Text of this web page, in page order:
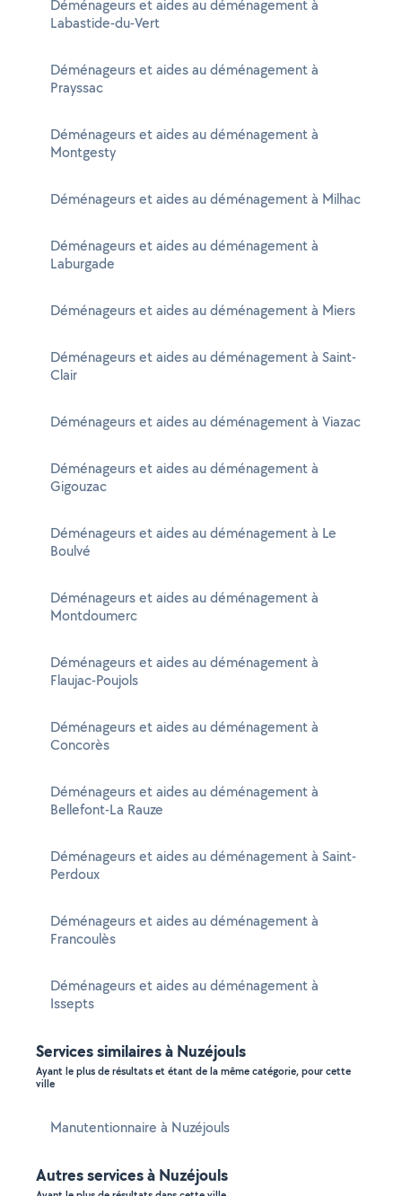
Déménageurs et aides au déménagement à
Labastide-du-Vert
Déménageurs et aides au déménagement à
Prayssac
Déménageurs et aides au déménagement à
Montgesty
Déménageurs et aides au déménagement à Milhac
Déménageurs et aides au déménagement à
Laburgade
Déménageurs et aides au déménagement à Miers
Déménageurs et aides au déménagement à Saint-
Clair
Déménageurs et aides au déménagement à Viazac
Déménageurs et aides au déménagement à
Gigouzac
Déménageurs et aides au déménagement à Le
Boulvé
Déménageurs et aides au déménagement à
Montdoumerc
Déménageurs et aides au déménagement à
Flaujac-Poujols
Déménageurs et aides au déménagement à
Concorès
Déménageurs et aides au déménagement à
Bellefont-La Rauze
Déménageurs et aides au déménagement à Saint-
Perdoux
Déménageurs et aides au déménagement à
Francoulès
Déménageurs et aides au déménagement à
Issepts
Services similaires à Nuzéjouls
Ayant le plus de résultats et étant de la même catégorie, pour cette
ville
Manutentionnaire à Nuzéjouls
Autres services à Nuzéjouls